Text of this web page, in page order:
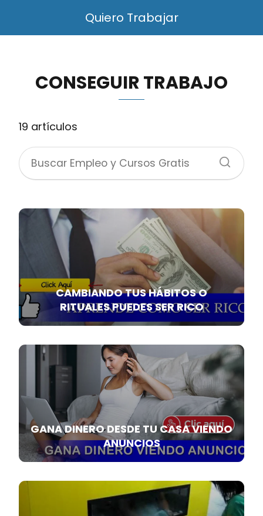
Quiero Trabajar
CONSEGUIR TRABAJO
19 artículos
CAMBIANDO TUS HÁBITOS O
RITUALES PUEDES SER RICO
GANA DINERO DESDE TU CASA VIENDO
ANUNCIOS